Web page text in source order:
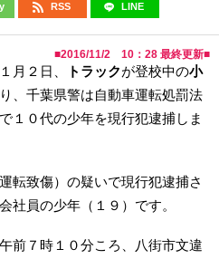
RSS LINE
■2016/11/2 10：28 最終更新■
月２日、 トラックが登校中の小
、千葉県警は自動車運転処罰法
１０代の少年を現行犯逮捕しま
転致傷）の疑いで現行犯逮捕さ
社員の少年（１９）です。
前７時１０分ころ、八街市文違